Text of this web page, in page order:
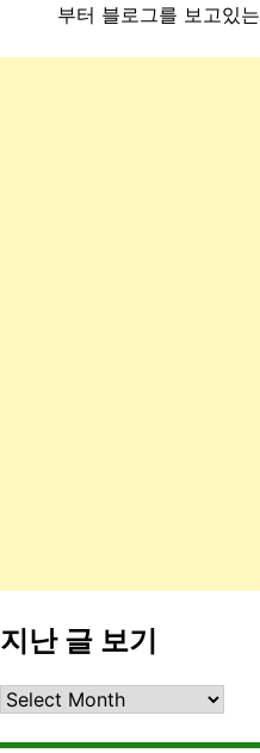
부터 블로그를 보고있는
지난 글 보기
지